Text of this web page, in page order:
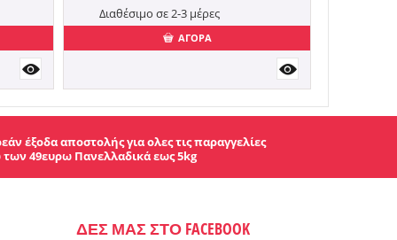
Διαθέσιμο σε 2-3 μέρες
ΑΓΟΡΑ
έξοδα αποστολής για ολες τις παραγγελίες
49ευρω Πανελλαδικά εως 5kg
ΔΕΣ ΜΑΣ ΣΤΟ FACEBOOK